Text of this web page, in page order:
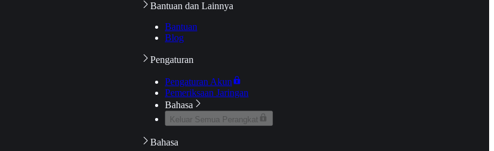
Bantuan dan Lainnya
Bantuan
Blog
Pengaturan
Pengaturan Akun
Pemeriksaan Jaringan
Bahasa
Keluar Semua Perangkat
Bahasa